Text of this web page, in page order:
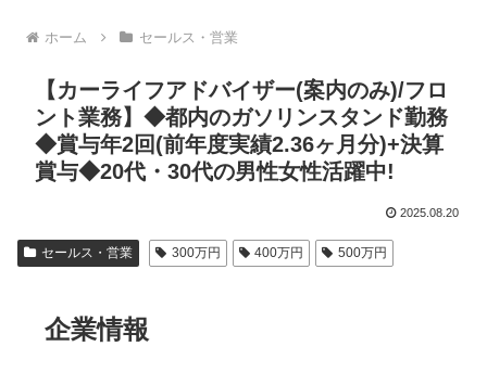
ホーム セールス・営業
【カーライフアドバイザー(案内のみ)/フロ
ント業務】◆都内のガソリンスタンド勤務
◆賞与年2回(前年度実績2.36ヶ月分)+決算
賞与◆20代・30代の男性女性活躍中!
2025.08.20
セールス・営業 300万円 400万円 500万円
企業情報